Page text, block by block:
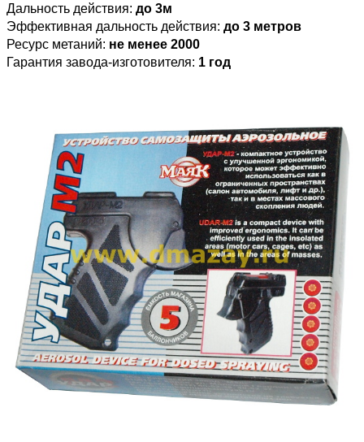
Дальность действия: до 3м
Эффективная дальность действия: до 3 метров
Ресурс метаний: не менее 2000
Гарантия завода-изготовителя: 1 год